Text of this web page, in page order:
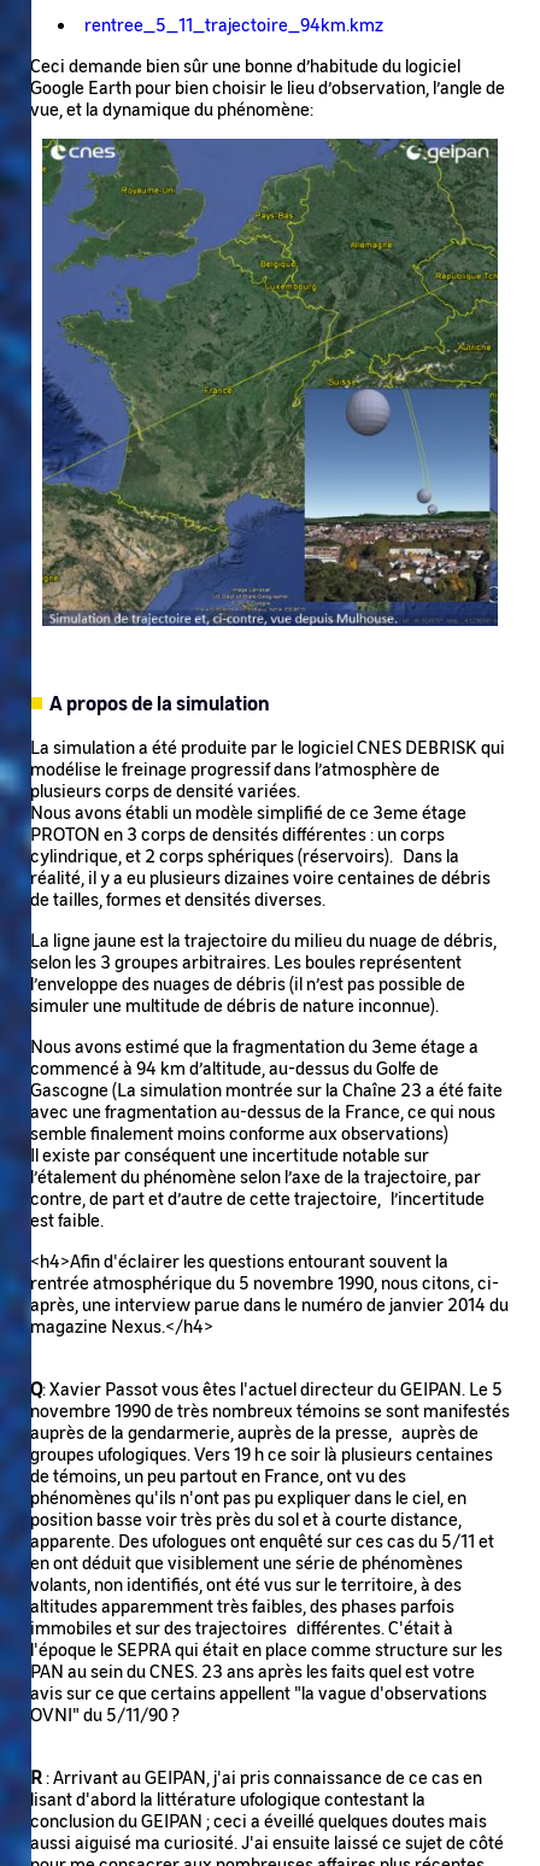
rentree_5_11_trajectoire_94km.kmz
Ceci demande bien sûr une bonne d’habitude du logiciel
Google Earth pour bien choisir le lieu d’observation, l’angle de
vue, et la dynamique du phénomène:
Image
A propos de la simulation
La simulation a été produite par le logiciel CNES DEBRISK qui
modélise le freinage progressif dans l’atmosphère de
plusieurs corps de densité variées.
Nous avons établi un modèle simplifié de ce 3eme étage
PROTON en 3 corps de densités différentes : un corps
cylindrique, et 2 corps sphériques (réservoirs). Dans la
réalité, il y a eu plusieurs dizaines voire centaines de débris
de tailles, formes et densités diverses.
La ligne jaune est la trajectoire du milieu du nuage de débris,
selon les 3 groupes arbitraires. Les boules représentent
l’enveloppe des nuages de débris (il n’est pas possible de
simuler une multitude de débris de nature inconnue).
Nous avons estimé que la fragmentation du 3eme étage a
commencé à 94 km d’altitude, au-dessus du Golfe de
Gascogne (La simulation montrée sur la Chaîne 23 a été faite
avec une fragmentation au-dessus de la France, ce qui nous
semble finalement moins conforme aux observations)
Il existe par conséquent une incertitude notable sur
l’étalement du phénomène selon l’axe de la trajectoire, par
contre, de part et d’autre de cette trajectoire, l’incertitude
est faible.
<h4>Afin d'éclairer les questions entourant souvent la
rentrée atmosphérique du 5 novembre 1990, nous citons, ci-
après, une interview parue dans le numéro de janvier 2014 du
magazine Nexus.</h4>
Q: Xavier Passot vous êtes l'actuel directeur du GEIPAN. Le 5
novembre 1990 de très nombreux témoins se sont manifestés
auprès de la gendarmerie, auprès de la presse, auprès de
groupes ufologiques. Vers 19 h ce soir là plusieurs centaines
de témoins, un peu partout en France, ont vu des
phénomènes qu'ils n'ont pas pu expliquer dans le ciel, en
position basse voir très près du sol et à courte distance,
apparente. Des ufologues ont enquêté sur ces cas du 5/11 et
en ont déduit que visiblement une série de phénomènes
volants, non identifiés, ont été vus sur le territoire, à des
altitudes apparemment très faibles, des phases parfois
immobiles et sur des trajectoires différentes. C'était à
l'époque le SEPRA qui était en place comme structure sur les
PAN au sein du CNES. 23 ans après les faits quel est votre
avis sur ce que certains appellent "la vague d'observations
OVNI" du 5/11/90 ?
R: Arrivant au GEIPAN, j'ai pris connaissance de ce cas en
lisant d'abord la littérature ufologique contestant la
conclusion du GEIPAN ; ceci a éveillé quelques doutes mais
aussi aiguisé ma curiosité. J'ai ensuite laissé ce sujet de côté